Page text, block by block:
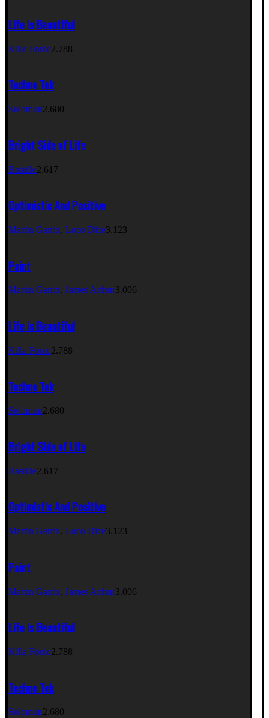
Life Is Beautiful
Killa Fonic2.788
Techno Tek
Solomun2.680
Bright Side of Life
Bastille2.617
Optimistic And Positive
Martin Garrix, Loco Dice3.123
Paint
Martin Garrix, James Arthur3.006
Life Is Beautiful
Killa Fonic2.788
Techno Tek
Solomun2.680
Bright Side of Life
Bastille2.617
Optimistic And Positive
Martin Garrix, Loco Dice3.123
Paint
Martin Garrix, James Arthur3.006
Life Is Beautiful
Killa Fonic2.788
Techno Tek
Solomun2.680